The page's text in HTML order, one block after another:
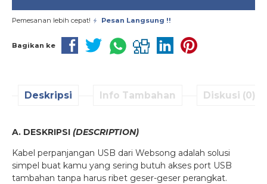
Pemesanan lebih cepat! Pesan Langsung !!
Bagikan ke
Deskripsi Info Tambahan Diskusi (0)
A. DESKRIPSI (DESCRIPTION)
Kabel perpanjangan USB dari Websong adalah solusi
simpel buat kamu yang sering butuh akses port USB
tambahan tanpa harus ribet geser-geser perangkat.